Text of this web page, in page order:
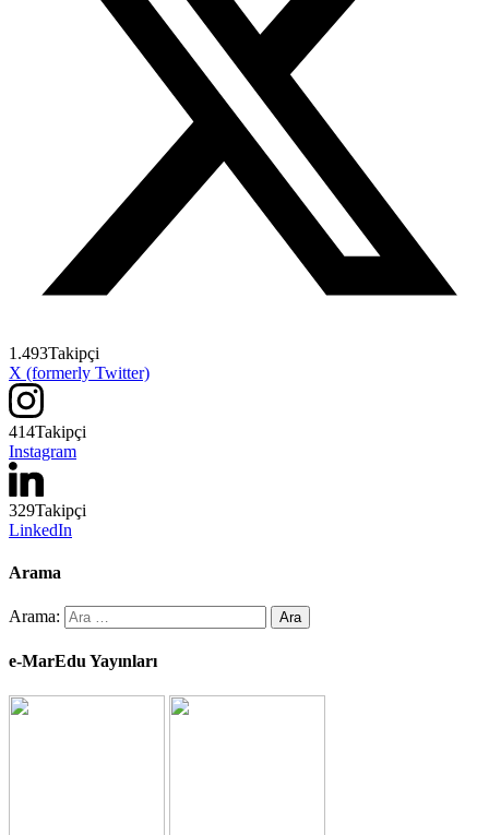
1.493Takipçi
X (formerly Twitter)
414Takipçi
Instagram
329Takipçi
LinkedIn
Arama
Arama:
e-MarEdu Yayınları